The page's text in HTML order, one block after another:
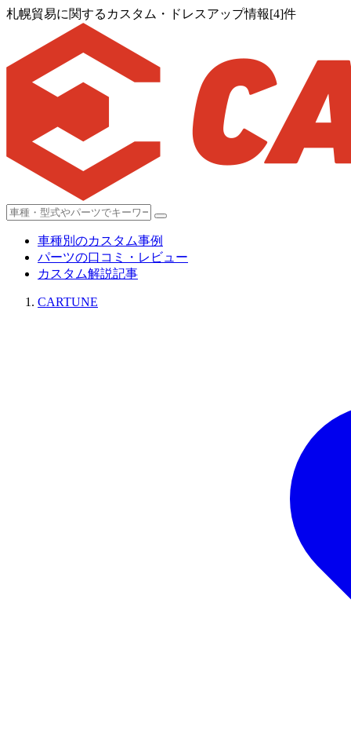
札幌貿易に関するカスタム・ドレスアップ情報[4]件
車種別のカスタム事例
パーツの口コミ・レビュー
カスタム解説記事
CARTUNE